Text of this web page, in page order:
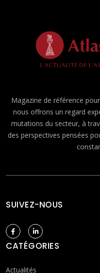
Magazine de référence
nous offrons un regard
mutations du secteur, à
des perspectives pensées
SUIVEZ-NOUS
CATÉGORIES
Actualités